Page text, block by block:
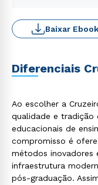
Baixar Ebook
Diferenciais
Ao escolher a
qualidade e tradição
educacionais de
compromisso é
métodos inovadores
infraestrutura
pós-graduação.